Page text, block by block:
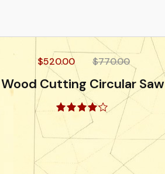
$770.00
$520.00
Wood Cutting Circular Saw
Valorado
con
4.00